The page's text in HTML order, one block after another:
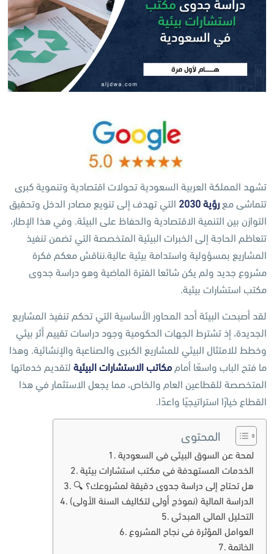
تشهد المملكة العربية السعودية تحولات اقتصادية وتنموية كبرى
تتماشى مع رؤية 2030
التي تهدف إلى تنويع مصادر الدخل وتحقيق
التوازن بين التنمية الاقتصادية والحفاظ على البيئة. وفي هذا الإطار،
تتعاظم الحاجة إلى الخبرات البيئية المتخصصة التي تضمن تنفيذ
المشاريع بمسؤولية واستدامة بيئية عالية.نناقش معكم فكرة
مشروع جديد ولم يكن شائعا الفترة الماضية وهو دراسة جدوى
مكتب استشارات بيئية.
لقد أصبحت البيئة أحد المحاور الأساسية التي تحكم تنفيذ المشاريع
الجديدة، إذ تشترط الجهات الحكومية وجود دراسات تقييم أثر بيئي
وخطط للامتثال البيئي للمشاريع الكبرى والصناعية والإنشائية. وهذا
ما فتح الباب واسعًا أماممكاتب الاستشارات البيئية لتقديم خدماتها
المتخصصة للقطاعين العام والخاص، مما يجعل الاستثمار في هذا
القطاع خيارًا استراتيجيًا واعدًا.
المحتوى
لمحة عن السوق البيئي في السعودية
الخدمات المستهدفة في مكتب استشارات بيئية
🔍 هل تحتاج إلى دراسة جدوى دقيقة لمشروعك؟
الدراسة المالية (نموذج أولي لتكاليف السنة الأولى)
التحليل المالي المبدئي
العوامل المؤثرة في نجاح المشروع
الخاتمة